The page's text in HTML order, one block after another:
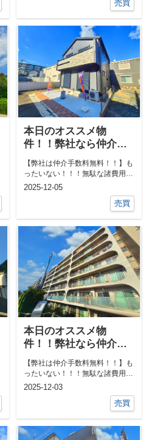
売買
本日のオススメ物
件！！弊社なら仲介手
なる物件あればご相談
ください！！
【弊社は仲介手数料無料！！】も
ったいない！！！無駄な諸費用一
切なし！！①ネットで気になる物
2025-12-05
売買
本日のオススメ物
件！！弊社なら仲介手
数料0円！！他にも気に
なる物件あればご相談
ください！！
【弊社は仲介手数料無料！！】も
ったいない！！！無駄な諸費用一
切なし！！①ネットで気になる物
2025-12-03
売買